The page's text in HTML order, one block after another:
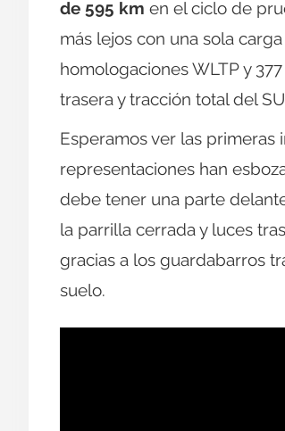
de 595 km en el ciclo de
más lejos con una sola
homologaciones WLTP y
trasera y tracción total del
Esperamos ver las primeras
representaciones han
debe tener una parte
la parrilla cerrada y luces
gracias a los guardabarros
suelo.